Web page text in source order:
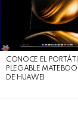
STORIES
CONOCE EL
PLEGABLE
DE HUAWEI